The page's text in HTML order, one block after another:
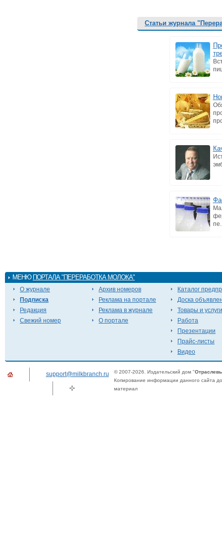
Статьи журнала
МЕНЮ ПОРТАЛА "ПЕРЕРАБОТКА МОЛОКА"
О журнале
Подписка
Редакция
Свежий номер
Архив номеров
Реклама на портале
Реклама в журнале
О портале
Каталог
Доска
Товары и услуги
Работа
Презентации
Прайс-листы
Видео
support@milkbranch.ru © 2007-2026. Издательский дом "
Копирование информации данного сайта
материал